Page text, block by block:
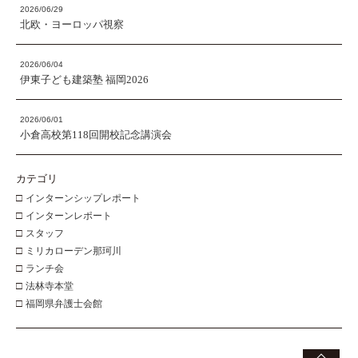
2026/06/29
北欧・ヨーロッパ視察
2026/06/04
伊東子ども建築塾 福岡2026
2026/06/01
小倉高校第118回開校記念講演会
カテゴリ
□ インターンシップレポート
□ インターンレポート
□ スタッフ
□ ミリカローデン那珂川
□ ランチ会
□ 法林寺本堂
□ 福岡県弁護士会館